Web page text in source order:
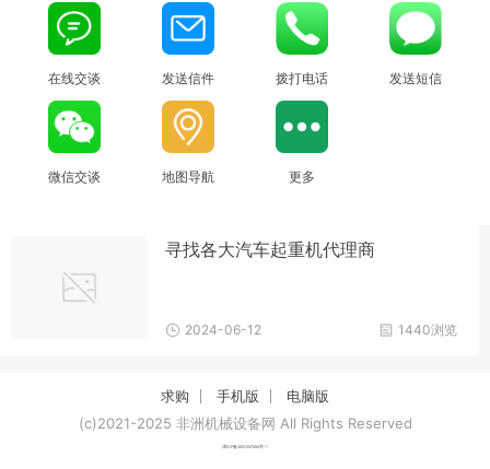
在线交谈 发送信件 拨打电话 发送短信
微信交谈 地图导航 更多
寻找各大汽车起重机代理商
1440浏览
2024-06-12
求购 手机版
电脑版
(c)2021-2025 非洲机械设备网 All Rights Reserved
津ICP备2021007094号-1